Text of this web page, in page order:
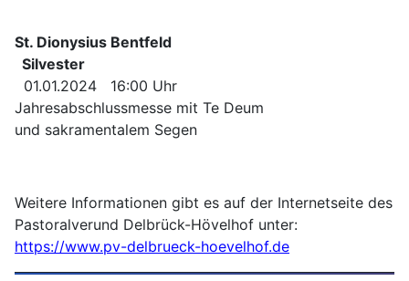
St. Dionysius Bentfeld
Silvester
01.01.2024 16:00 Uhr
Jahresabschlussmesse mit Te Deum
und sakramentalem Segen
Weitere Informationen gibt es auf der Internetseite des
Pastoralverund Delbrück-Hövelhof unter:
https://www.pv-delbrueck-hoevelhof.de